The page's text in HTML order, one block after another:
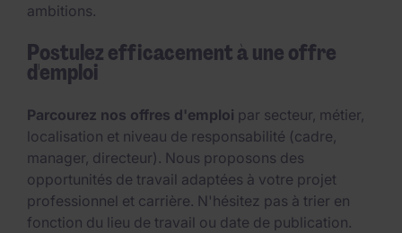
ambitions.
Postulez efficacement à une offre
d'emploi
Parcourez nos offres d'emploi par secteur, métier,
localisation et niveau de responsabilité (cadre,
manager, directeur). Nous proposons des
opportunités de travail adaptées à votre projet
professionnel et carrière. N'hésitez pas à trier en
fonction du lieu de travail ou date de publication.